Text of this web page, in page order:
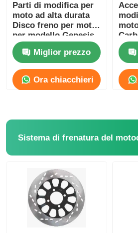
Parti di modifica per
moto ad alta durata
Disco freno per moto
per modello Genesis
GXT
Miglior prezzo
Ora chiacchieri
Sistema di frenatura del